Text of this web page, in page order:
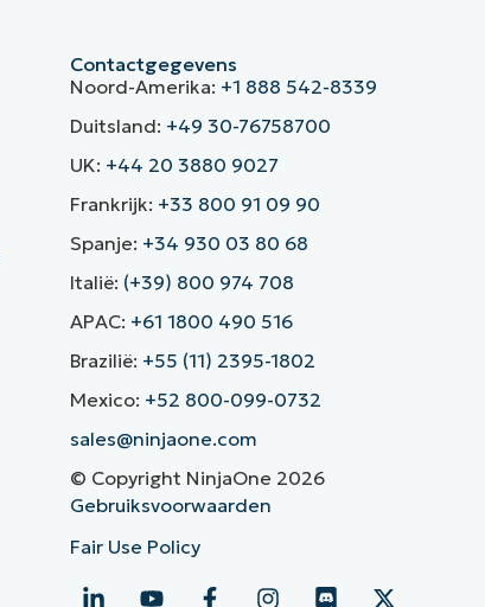
Contactgegevens
Noord-Amerika: +1 888 542-8339
Duitsland: +49 30-76758700
UK: +44 20 3880 9027
Frankrijk: +33 800 91 09 90
Spanje: +34 930 03 80 68
Italië: (+39) 800 974 708
APAC: +61 1800 490 516
Brazilië: +55 (11) 2395-1802
Mexico: +52 800-099-0732
sales@ninjaone.com
© Copyright NinjaOne 2026
Gebruiksvoorwaarden
Fair Use Policy